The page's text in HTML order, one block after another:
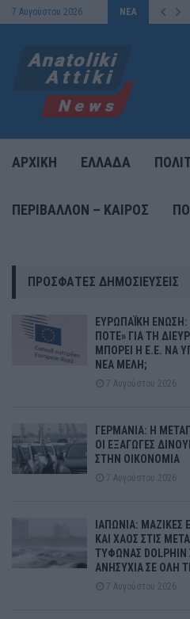
7 Αυγούστου 2026 ΝΕΑ
ΑΡΧΙΚΗ ΕΛΛΑΔΑ
ΠΕΡΙΒΑΛΛΟΝ – ΚΑΙΡΟΣ
ΠΡΌΣΦΑΤΕΣ ΔΗΜΟΣΙΕΎΣΕΙΣ
ΕΥΡΩΠΑΪΚΗ ΕΝΩΣΗ:
ΠΟΤΕ» ΓΙΑ ΤΗ
ΜΠΟΡΕΙ Η Ε.Ε. ΝΑ
ΝΕΑ ΜΕΛΗ;
7 Αυγούστου 2026
ΓΕΡΜΑΝΙΑ: Η
ΟΙ ΕΞΑΓΩΓΕΣ
ΣΤΗΝ ΟΙΚΟΝΟΜΙΑ
7 Αυγούστου 2026
ΙΑΠΩΝΙΑ: ΜΑΖΙΚΕΣ
ΚΑΙ ΧΑΟΣ ΣΤΙΣ
ΤΥΦΩΝΑΣ DOLPHIN
ΑΝΗΣΥΧΙΑ ΣΕ ΟΛΗ
7 Αυγούστου 2026